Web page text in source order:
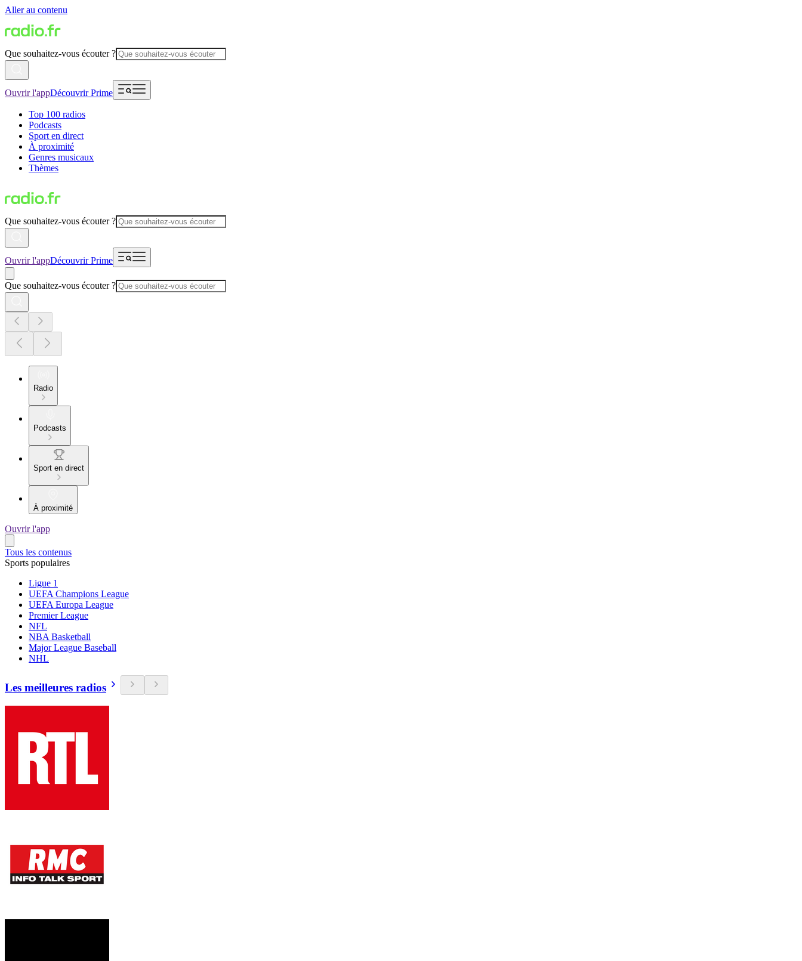
Aller au contenu
Que souhaitez-vous écouter ?
Ouvrir l'appDécouvrir Prime
Top 100 radios
Podcasts
Sport en direct
À proximité
Genres musicaux
Thèmes
Que souhaitez-vous écouter ?
Ouvrir l'appDécouvrir Prime
Que souhaitez-vous écouter ?
Radio
Podcasts
Sport en direct
À proximité
Ouvrir l'app
Tous les contenus
Sports populaires
Ligue 1
UEFA Champions League
UEFA Europa League
Premier League
NFL
NBA Basketball
Major League Baseball
NHL
Les meilleures radios